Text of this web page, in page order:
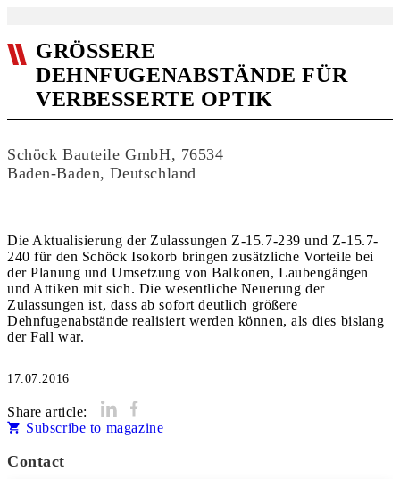
GRÖSSERE D
EHNFUGENABSTÄNDE FÜR V
ERBESSERTE OPTIK
Schöck Bauteile GmbH, 76534
Baden-Baden, Deutschland
Die Aktualisierung der Zulassungen Z-15.7-239 und Z-15.7-
240 für den Schöck Isokorb bringen zusätzliche Vorteile bei
der Planung und Umsetzung von Balkonen, Laubengängen
und Attiken mit sich. Die wesentliche Neuerung der
Zulassungen ist, dass ab sofort deutlich größere
Dehnfugenabstände realisiert werden können, als dies bislang
der Fall war.
17.07.2016
Share article:
Subscribe to magazine
Contact